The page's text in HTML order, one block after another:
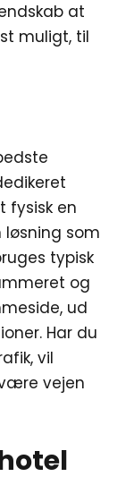
at
muligt, til
fysisk en
løsning som
typisk
og
ud
Har du
vil
vejen